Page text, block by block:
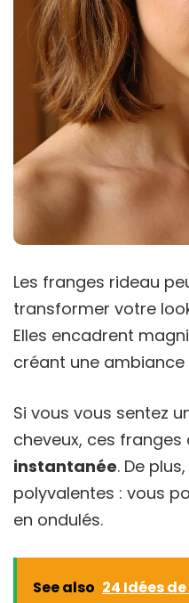
Les franges rideau
transformer votre
Elles encadrent
créant une ambiance
Si vous vous sentez
cheveux, ces
instantanée. De
polyvalentes : vous
en ondulés.
See also 24 Idées